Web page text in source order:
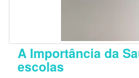
A Importância da
escolas